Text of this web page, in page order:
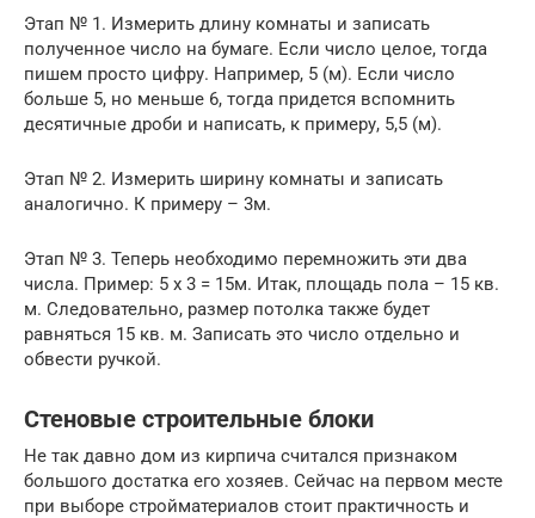
Этап № 1. Измерить длину комнаты и записать
полученное число на бумаге. Если число целое, тогда
пишем просто цифру. Например, 5 (м). Если число
больше 5, но меньше 6, тогда придется вспомнить
десятичные дроби и написать, к примеру, 5,5 (м).
Этап № 2. Измерить ширину комнаты и записать
аналогично. К примеру – 3м.
Этап № 3. Теперь необходимо перемножить эти два
числа. Пример: 5 x 3 = 15м. Итак, площадь пола – 15 кв.
м. Следовательно, размер потолка также будет
равняться 15 кв. м. Записать это число отдельно и
обвести ручкой.
Стеновые строительные блоки
Не так давно дом из кирпича считался признаком
большого достатка его хозяев. Сейчас на первом месте
при выборе стройматериалов стоит практичность и